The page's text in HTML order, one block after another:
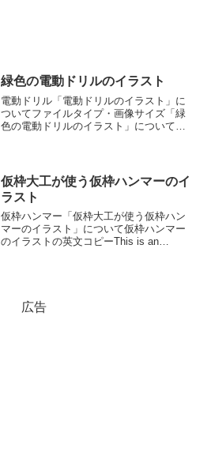
緑色の電動ドリルのイラスト
電動ドリル「電動ドリルのイラスト」に
ついてファイルタイプ・画像サイズ「緑
色の電動ドリルのイラスト」についてフ
仮枠大工が使う仮枠ハンマーのイ
ラスト
仮枠ハンマー「仮枠大工が使う仮枠ハン
マーのイラスト」について仮枠ハンマー
のイラストの英文コピーThis is an
広告